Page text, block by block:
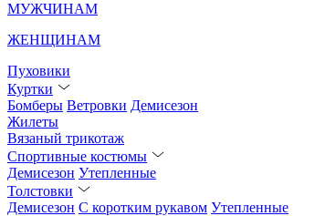
МУЖЧИНАМ
ЖЕНЩИНАМ
Пуховики
Куртки
Бомберы Ветровки Демисезон
Жилеты
Вязаный трикотаж
Спортивные костюмы
Демисезон Утепленные
Толстовки
Демисезон С коротким рукавом Утепленные